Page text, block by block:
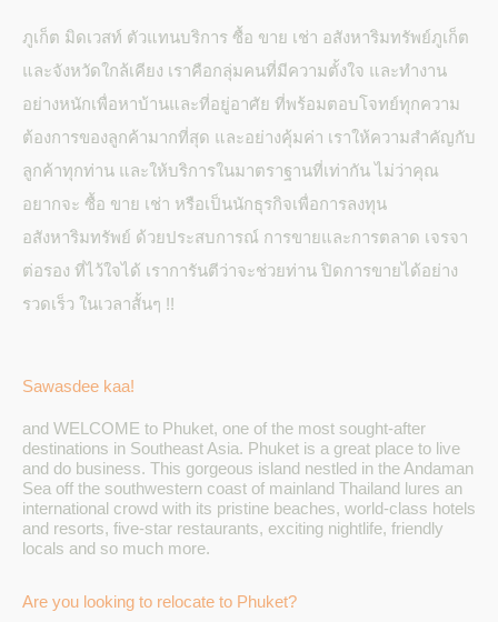
ภูเก็ต มิดเวสท์ ตัวแทนบริการ ซื้อ ขาย เช่า อสังหาริมทรัพย์ภูเก็ต
และจังหวัดใกล้เคียง เราคือกลุ่มคนที่มีความตั้งใจ และทำงาน
อย่างหนักเพื่อหาบ้านและที่อยู่อาศัย ที่พร้อมตอบโจทย์ทุกความ
ต้องการของลูกค้ามากที่สุด และอย่างคุ้มค่า เราให้ความสำคัญกับ
ลูกค้าทุกท่าน และให้บริการในมาตราฐานที่เท่ากัน ไม่ว่าคุณ
อยากจะ ซื้อ ขาย เช่า หรือเป็นนักธุรกิจเพื่อการลงทุน
อสังหาริมทรัพย์ ด้วยประสบการณ์ การขายและการตลาด เจรจา
ต่อรอง ที่ไว้ใจได้ เราการันตีว่าจะช่วยท่าน ปิดการขายได้อย่าง
รวดเร็ว ในเวลาสั้นๆ !!
Sawasdee kaa!
and WELCOME to Phuket, one of the most sought-after
destinations in Southeast Asia. Phuket is a great place to live
and do business. This gorgeous island nestled in the Andaman
Sea off the southwestern coast of mainland Thailand lures an
international crowd with its pristine beaches, world-class hotels
and resorts, five-star restaurants, exciting nightlife, friendly
locals and so much more.
Are you looking to relocate to Phuket?